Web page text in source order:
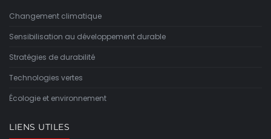
Changement climatique
Sensibilisation au développement durable
Stratégies de durabilité
Technologies vertes
Écologie et environnement
LIENS UTILES